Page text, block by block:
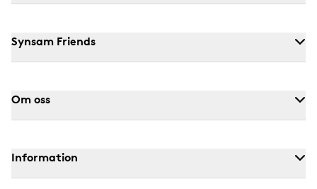
Synsam Friends
Om oss
Information